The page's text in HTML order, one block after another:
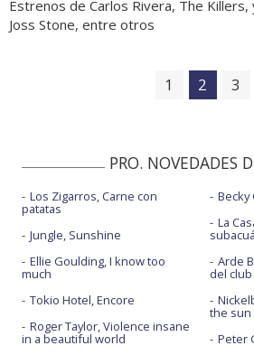
Estrenos de Carlos Rivera, The Killers,
Joss Stone, entre otros
1 2 3
PRO. NOVEDADES
Los Zigarros, Carne con
patatas
Jungle, Sunshine
Ellie Goulding, I know too
much
Tokio Hotel, Encore
Roger Taylor, Violence insane
in a beautiful world
Becky
La
Arde
del
the sun
Peter